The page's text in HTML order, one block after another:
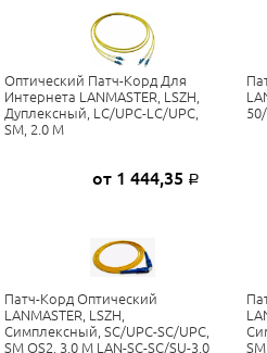
Оптический Патч-Корд Для
Интернета LANMASTER, LSZH,
Дуплексный, LC/UPC-LC/UPC,
SM, 2.0 М
от 1 444,35 Р
Патч-Корд Оптический
LANMASTER, LSZH,
Симплексный, SC/UPC-SC/UPC,
SM OS2, 3.0 М LAN-SC-SC/SU-3.0